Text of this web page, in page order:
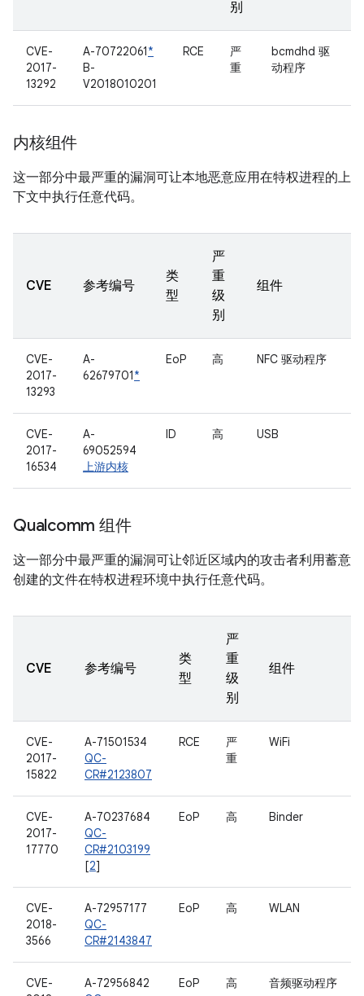
别
CVE-
2017-
13292
A-70722061*
B-
V2018010201
RCE
严
重
bcmdhd 驱
动程序
内核组件
这一部分中最严重的漏洞可让本地恶意应用在特权进程的上
下文中执行任意代码。
CVE 参考编号
类
型
严
重
级
别
组件
CVE-
2017-
13293
A-
62679701*
EoP 高 NFC 驱动程序
CVE-
2017-
16534
A-
69052594
上游内核
ID 高 USB
Qualcomm 组件
这一部分中最严重的漏洞可让邻近区域内的攻击者利用蓄意
创建的文件在特权进程环境中执行任意代码。
CVE 参考编号
类
型
严
重
级
别
组件
CVE-
2017-
15822
A-71501534
QC-
CR#2123807
RCE
严
重
WiFi
CVE-
2017-
17770
A-70237684
QC-
CR#2103199
[2]
EoP 高 Binder
CVE-
2018-
3566
A-72957177
QC-
CR#2143847
EoP 高 WLAN
CVE-
A-72956842
EoP 高 音频驱动程序